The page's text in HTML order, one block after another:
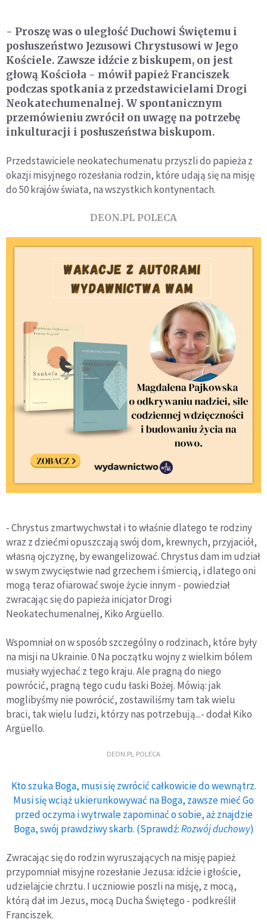
- Proszę was o uległość Duchowi Świętemu i
posłuszeństwo Jezusowi Chrystusowi w Jego
Kościele. Zawsze idźcie z biskupem, on jest
głową Kościoła - mówił papież Franciszek
podczas spotkania z przedstawicielami Drogi
Neokatechumenalnej. W spontanicznym
przemówieniu zwrócił on uwagę na potrzebę
inkulturacji i posłuszeństwa biskupom.
Przedstawiciele neokatechumenatu przyszli do papieża z
okazji misyjnego rozesłania rodzin, które udają się na misję
do 50 krajów świata, na wszystkich kontynentach.
DEON.PL POLECA
- Chrystus zmartwychwstał i to właśnie dlatego te rodziny
wraz z dziećmi opuszczają swój dom, krewnych, przyjaciół,
własną ojczyznę, by ewangelizować. Chrystus dam im udział
w swym zwycięstwie nad grzechem i śmiercią, i dlatego oni
mogą teraz ofiarować swoje życie innym - powiedział
zwracając się do papieża inicjator Drogi
Neokatechumenalnej, Kiko Argüello.
Wspomniał on w sposób szczególny o rodzinach, które były
na misji na Ukrainie. 0 Na początku wojny z wielkim bólem
musiały wyjechać z tego kraju. Ale pragną do niego
powrócić, pragną tego cudu łaski Bożej. Mówią: jak
moglibyśmy nie powrócić, zostawiliśmy tam tak wielu
braci, tak wielu ludzi, którzy nas potrzebują...- dodał Kiko
Argüello.
DEON.PL POLECA
Kto szuka Boga, musi się zwrócić całkowicie do wewnątrz.
Musi się wciąż ukierunkowywać na Boga, zawsze mieć Go
przed oczyma i wytrwale zapominać o sobie, aż znajdzie
Boga, swój prawdziwy skarb. (Sprawdź:Rozwój duchowy)
Zwracając się do rodzin wyruszających na misję papież
przypomniał misyjne rozesłanie Jezusa: idźcie i głoście,
udzielajcie chrztu. I uczniowie poszli na misję, z mocą,
którą dał im Jezus, mocą Ducha Świętego - podkreślił
Franciszek.